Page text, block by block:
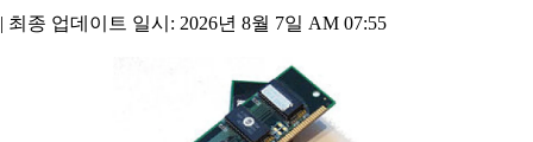
| 최종 업데이트 일시: 2026년 8월 7일 AM 07:55